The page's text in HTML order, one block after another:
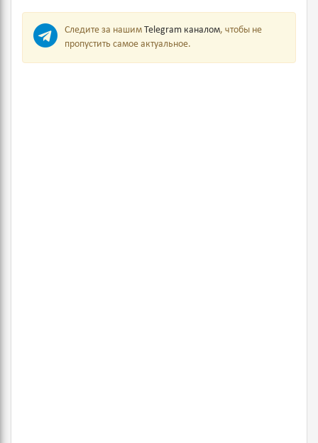
Следите за нашим Telegram каналом, чтобы не
пропустить самое актуальное.